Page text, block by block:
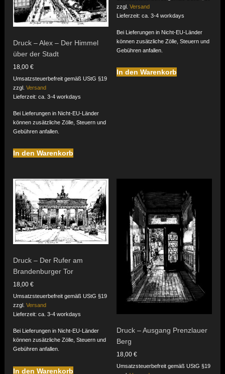
Druck – Alex – Der Himmel
über der Stadt
18,00€
Umsatzsteuerbefreit gemäß UStG §19
zzgl.Versand
Lieferzeit: ca. 3-4 workdays
Bei Lieferungen in Nicht-EU-Länder
können zusätzliche Zölle, Steuern und
Gebühren anfallen.
In den Warenkorb
zzgl. Versand
Lieferzeit: ca. 3-4 workdays
Bei Lieferungen in Nicht-EU-Länder
können zusätzliche Zölle, Steuern und
Gebühren anfallen.
In den Warenkorb
Druck – Der Rufer am
Brandenburger Tor
18,00€
Umsatzsteuerbefreit gemäß UStG §19
zzgl.Versand
Lieferzeit: ca. 3-4 workdays
Bei Lieferungen in Nicht-EU-Länder
können zusätzliche Zölle, Steuern und
Gebühren anfallen.
In den Warenkorb
Druck – Ausgang Prenzlauer
Berg
18,00 €
Umsatzsteuerbefreit gemäß UStG §19